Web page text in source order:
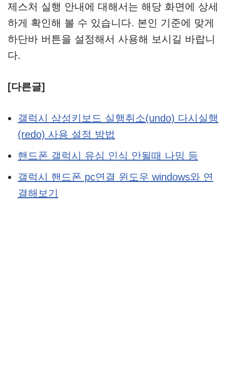
제스처 실행 안내에 대해서는 해당 화면에 상세
하게 확인해 볼 수 있습니다. 본인 기준에 맞게
하단바 버튼을 설정해서 사용해 보시길 바랍니
다.
[다른글]
갤럭시 삼성키보드 실행취소(undo) 다시실행
(redo) 사용 설정 방법
핸드폰 갤럭시 유심 인식 안될때 나밍 등
갤럭시 핸드폰 pc연결 윈도우 windows와 연
결해보기